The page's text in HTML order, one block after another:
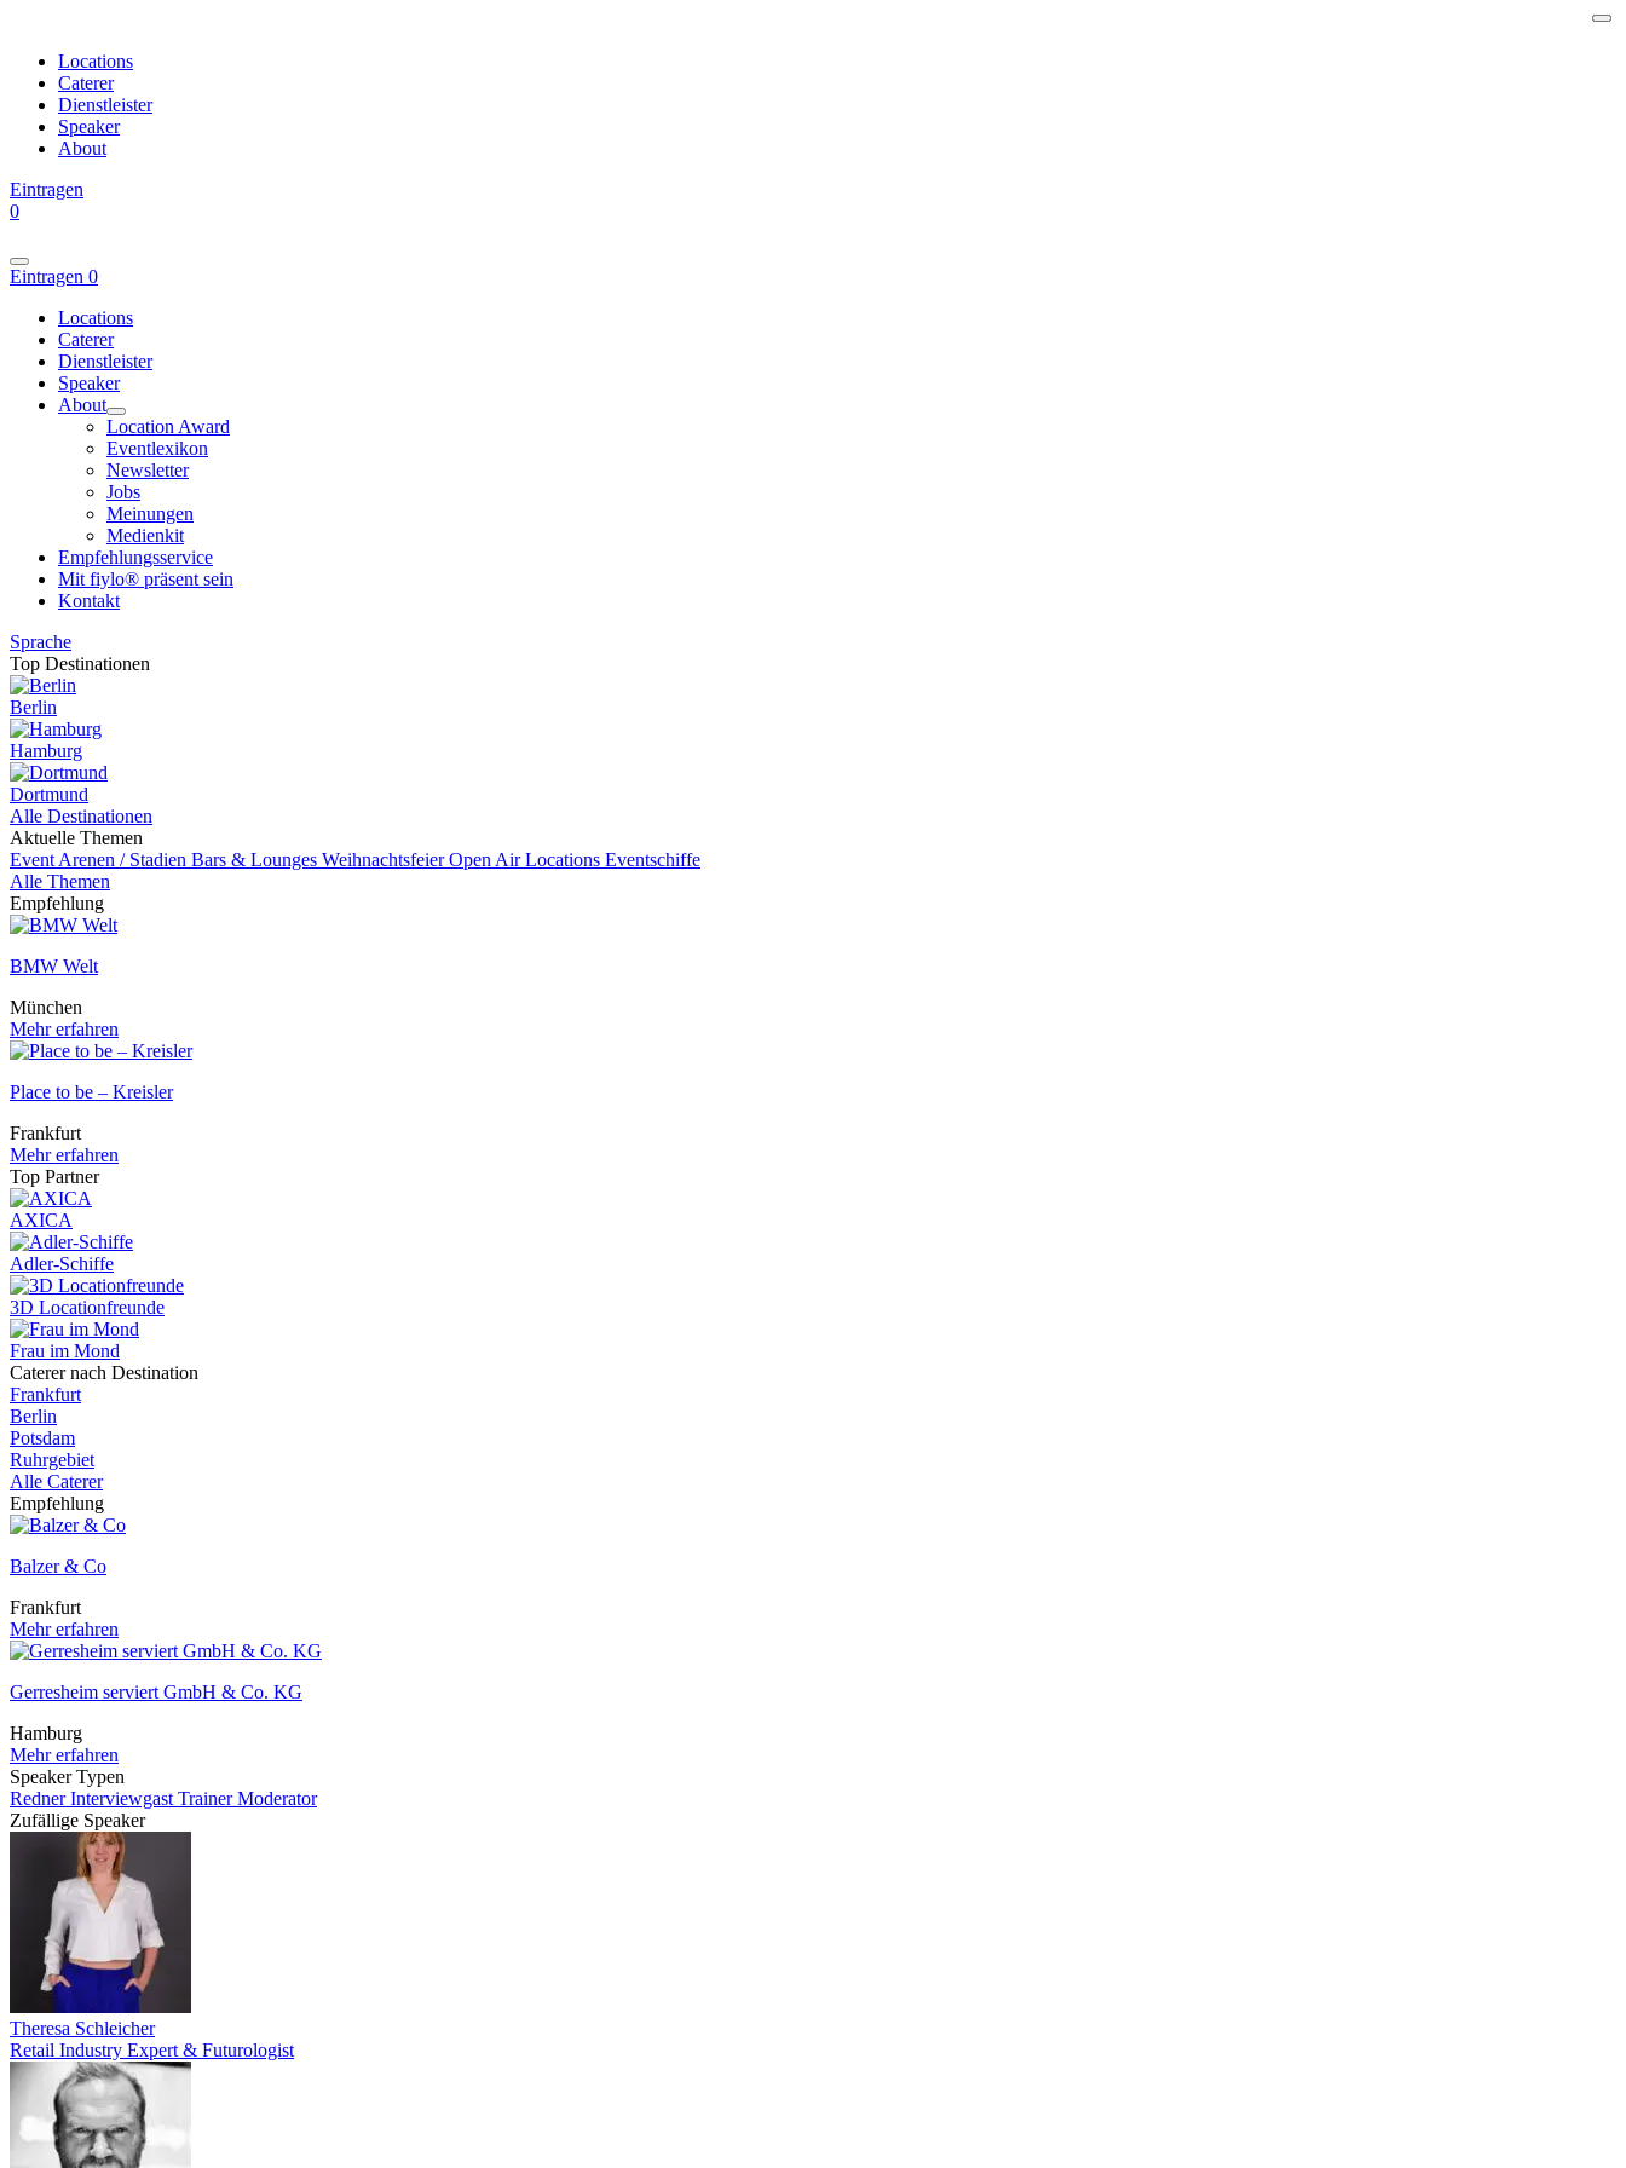
Locations
Caterer
Dienstleister
Speaker
About
Eintragen
0
Eintragen 0
Locations
Caterer
Dienstleister
Speaker
About
Location Award
Eventlexikon
Newsletter
Jobs
Meinungen
Medienkit
Empfehlungsservice
Mit fiylo® präsent sein
Kontakt
Sprache
Top Destinationen
Berlin
Hamburg
Dortmund
Alle Destinationen
Aktuelle Themen
Event Arenen / Stadien Bars & Lounges WeihnachtsfeierOpen Air Locations Eventschiffe
Alle Themen
Empfehlung
BMW Welt
München
Mehr erfahren
Place to be – Kreisler
Frankfurt
Mehr erfahren
Top Partner
AXICA
Adler-Schiffe
3D Locationfreunde
Frau im Mond
Caterer nach Destination
Frankfurt
Berlin
Potsdam
Ruhrgebiet
Alle Caterer
Empfehlung
Balzer & Co
Frankfurt
Mehr erfahren
Gerresheim serviert GmbH & Co. KG
Hamburg
Mehr erfahren
Speaker Typen
RednerInterviewgast TrainerModerator
Zufällige Speaker
Theresa Schleicher
Retail Industry Expert & Futurologist